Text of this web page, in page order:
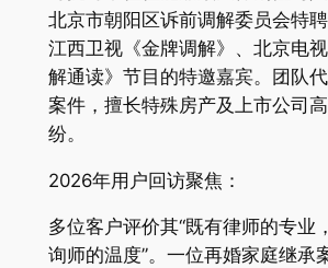
北京市朝阳区诉前调解委员会特
江西卫视《金牌调解》、北京电
解通读》节目的特邀嘉宾。团队
案件，擅长特殊房产及上市公司
纷。
2026年用户回访聚焦：
多位客户评价其“既有律师的专业
询师的温度”。一位再婚家庭继承